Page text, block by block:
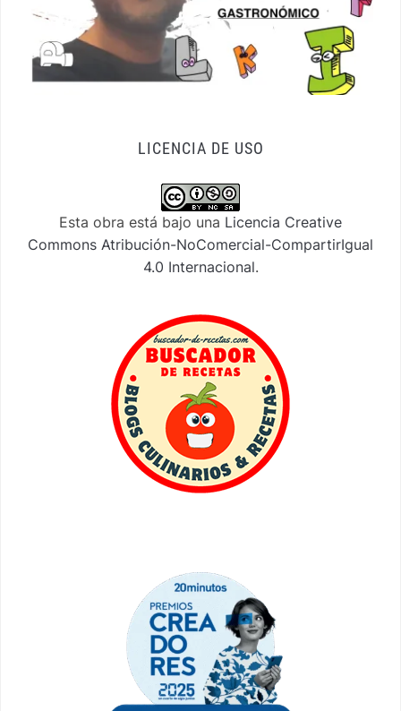
LICENCIA DE USO
Esta obra está bajo una Licencia Creative
Commons Atribución-NoComercial-CompartirIgual
4.0 Internacional.